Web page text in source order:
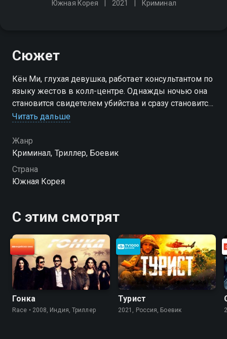
Южная Корея 2021 Криминал
Сюжет
Кён Ми, глухая девушка, работает консультантом по
языку жестов в колл-центре. Однажды ночью она
становится свидетелем убийства и сразу становится
новой мишенью для маньяка. Теперь это
Читать дальше
Жанр
Криминал, Триллер, Боевик
Страна
Южная Корея
С этим смотрят
Гонка
Race • 2008, Индия, Триллер
Турист
2021, Россия, Боевик